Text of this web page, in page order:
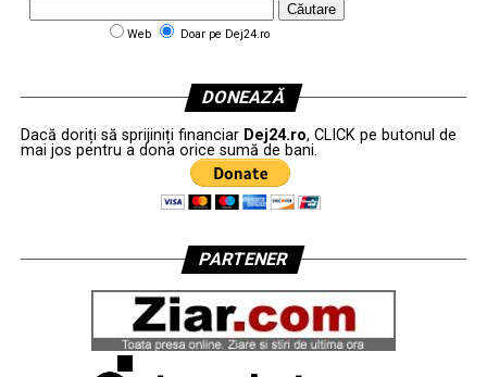
Web Doar pe Dej24.ro
DONEAZĂ
Dacă doriți să sprijiniți financiar Dej24.ro, CLICK pe butonul de
mai jos pentru a dona orice sumă de bani.
PARTENER